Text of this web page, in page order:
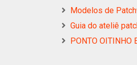
Modelos de
Guia do ateliê
PONTO OITINHO